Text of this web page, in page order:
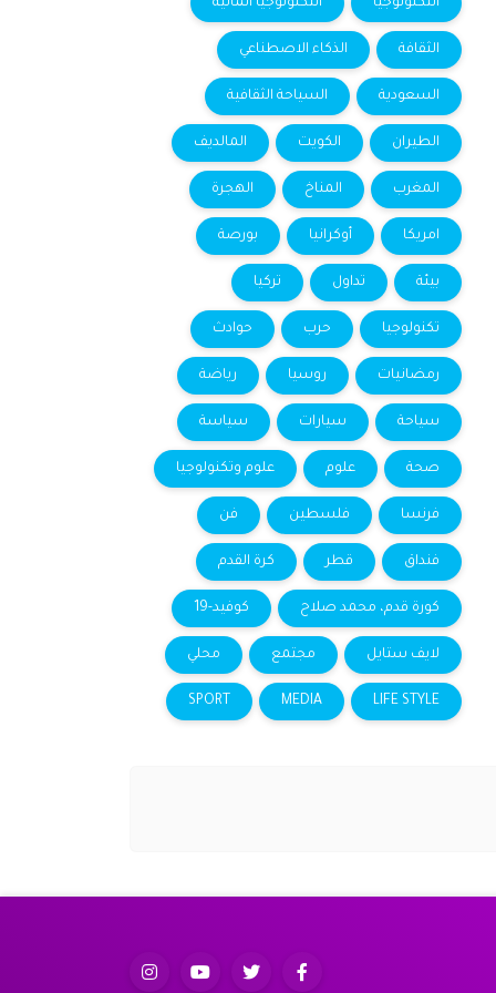
التكنولوجيا التكنولوجيا المالية
الثقافة الذكاء الاصطناعي
السعودية السياحة الثقافية
الطيران الكويت المالديف
المغرب المناخ الهجرة
امريكا أوكرانيا بورصة
بيئة تداول تركيا
تكنولوجيا حرب حوادث
رمضانيات روسيا رياضة
سياحة سيارات سياسة
صحة علوم علوم وتكنولوجيا
فرنسا فلسطين فن
فنداق قطر كرة القدم
كورة قدم، محمد صلاح كوفيد-19
لايف ستايل مجتمع محلي
LIFE STYLE
MEDIA
SPORT